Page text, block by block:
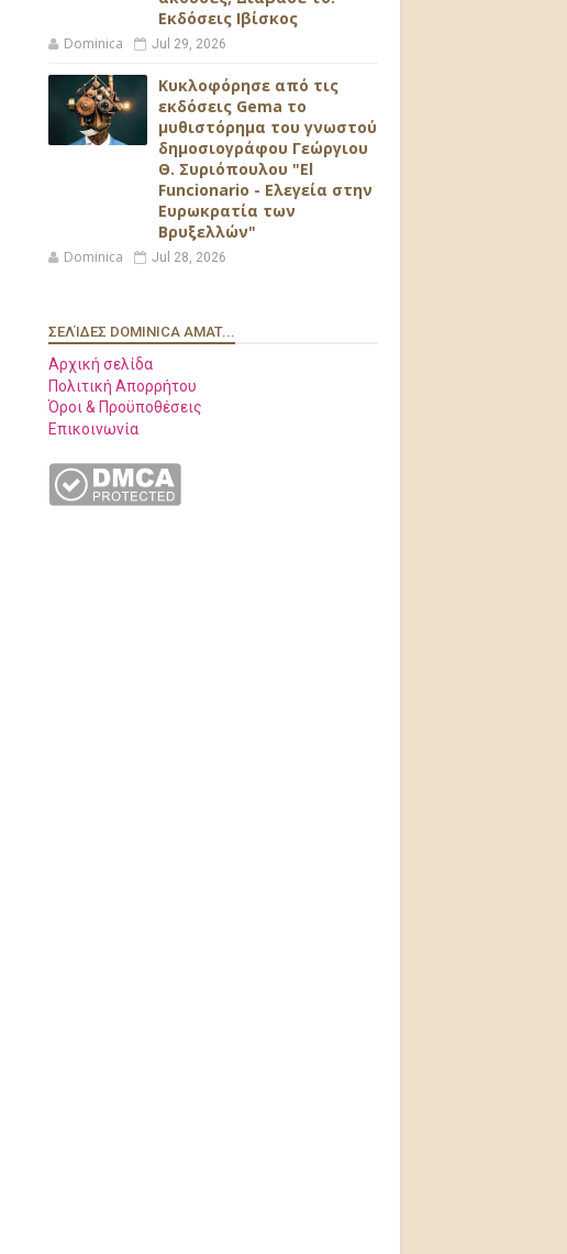
Εκδόσεις Ιβίσκος
Dominica Jul 29, 2026
Κυκλοφόρησε από τις
εκδόσεις Gema το
μυθιστόρημα του γνωστού
δημοσιογράφου Γεώργιου
Θ. Συριόπουλου "El
Funcionario - Ελεγεία στην
Ευρωκρατία των
Βρυξελλών"
Dominica Jul 28, 2026
ΣΕΛΊΔΕΣ DOMINICA AMAT...
Αρχική σελίδα
Πολιτική Απορρήτου
Όροι & Προϋποθέσεις
Επικοινωνία